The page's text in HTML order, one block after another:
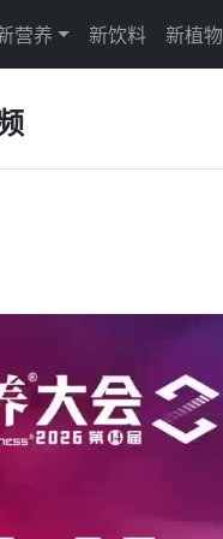
营养 新饮料 新植物